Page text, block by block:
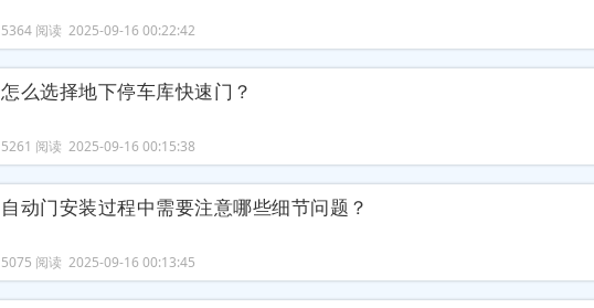
5364 阅读 2025-09-16 00:22:42
怎么选择地下停车库快速门？
5261 阅读 2025-09-16 00:15:38
自动门安装过程中需要注意哪些细节问题？
5075 阅读 2025-09-16 00:13:45